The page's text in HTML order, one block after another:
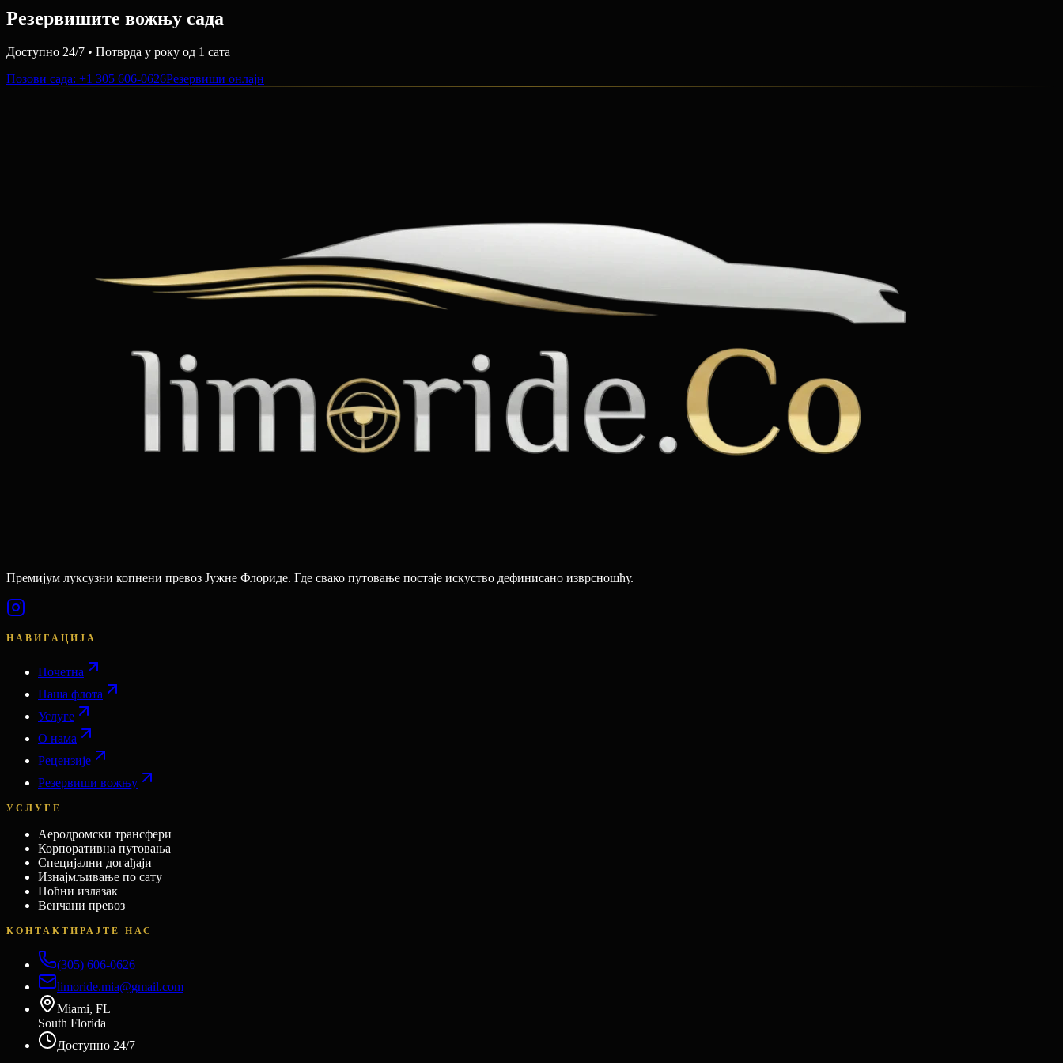
Резервишите вожњу сада
Доступно 24/7 • Потврда у року од 1 сата
Позови сада: +1 305 606-0626Резервиши онлајн
Премијум луксузни копнени превоз Јужне Флориде. Где свако путовање постаје искуство дефинисано изврсношћу.
НАВИГАЦИЈА
Почетна
Наша флота
Услуге
О нама
Рецензије
Резервиши вожњу
УСЛУГЕ
Аеродромски трансфери
Корпоративна путовања
Специјални догађаји
Изнајмљивање по сату
Ноћни излазак
Венчани превоз
КОНТАКТИРАЈТЕ НАС
(305) 606-0626
limoride.mia@gmail.com
Miami, FL
South Florida
Доступно 24/7